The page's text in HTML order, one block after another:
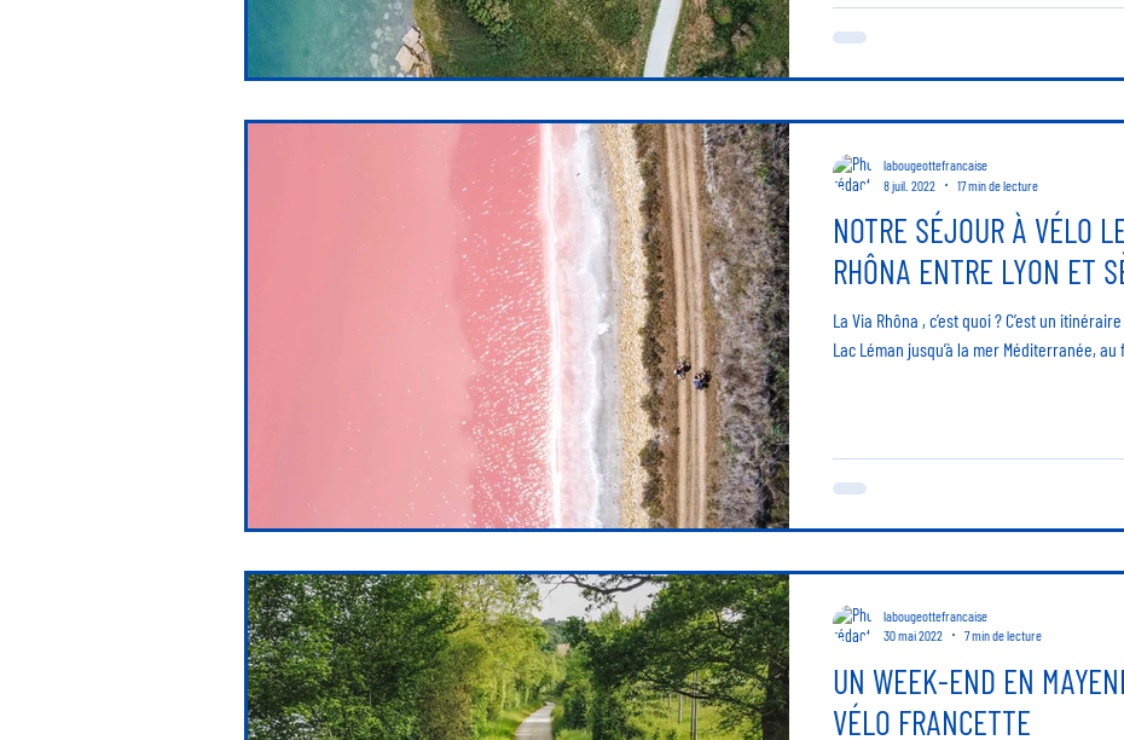
NOTRE SÉJOUR À VÉLO
RHÔNA ENTRE LYON ET
La Via Rhôna , c’est quoi ? C’est un
Lac Léman jusqu’à la mer Méditerranée,
labougeottefrancaise
8 juil. 2022
17 min de lecture
UN WEEK-END EN
VÉLO FRANCETTE
labougeottefrancaise
30 mai 2022
7 min de lecture